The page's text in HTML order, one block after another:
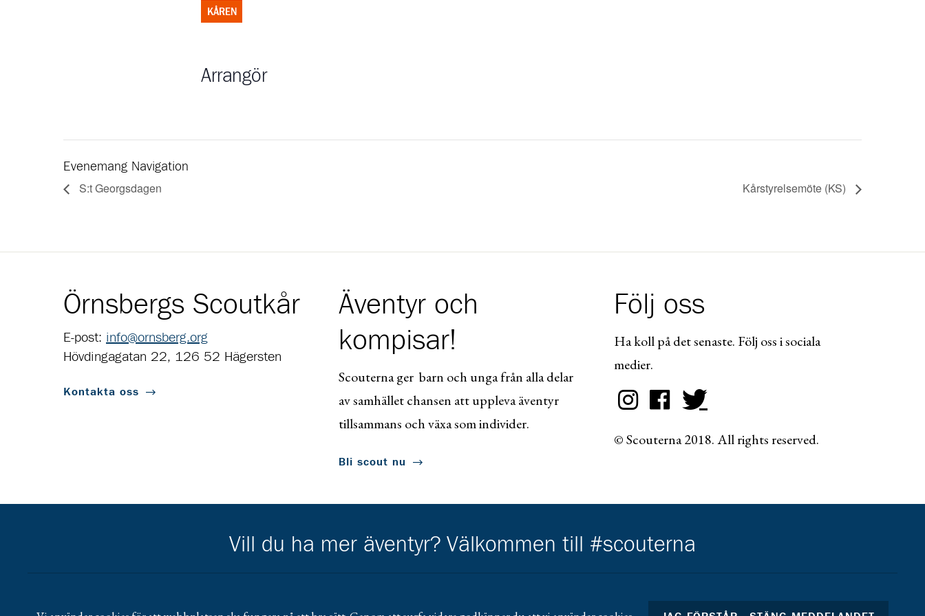
KÅREN
Arrangör
Evenemang Navigation
S:t Georgsdagen Kårstyrelsemöte (KS)
Örnsbergs Scoutkår
E-post: info@ornsberg.org
Hövdingagatan 22, 126 52 Hägersten
Kontakta oss
Äventyr och
kompisar!
Scouterna ger barn och unga från alla delar
av samhället chansen att uppleva äventyr
tillsammans och växa som individer.
Bli scout nu
Följ oss
Ha koll på det senaste. Följ oss i sociala
medier.
© Scouterna 2018. All rights reserved.
Vill du ha mer äventyr? Välkommen till #scouterna